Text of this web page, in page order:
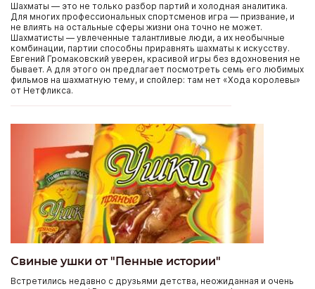
Шахматы — это не только разбор партий и холодная аналитика.
Для многих профессиональных спортсменов игра — призвание, и
не влиять на остальные сферы жизни она точно не может.
Шахматисты — увлеченные талантливые люди, а их необычные
комбинации, партии способны приравнять шахматы к искусству.
Евгений Громаковский уверен, красивой игры без вдохновения не
бывает. А для этого он предлагает посмотреть семь его любимых
фильмов на шахматную тему, и спойлер: там нет «Хода королевы»
от Нетфликса.
Свиные ушки от "Пенные истории"
Встретились недавно с друзьями детства, неожиданная и очень